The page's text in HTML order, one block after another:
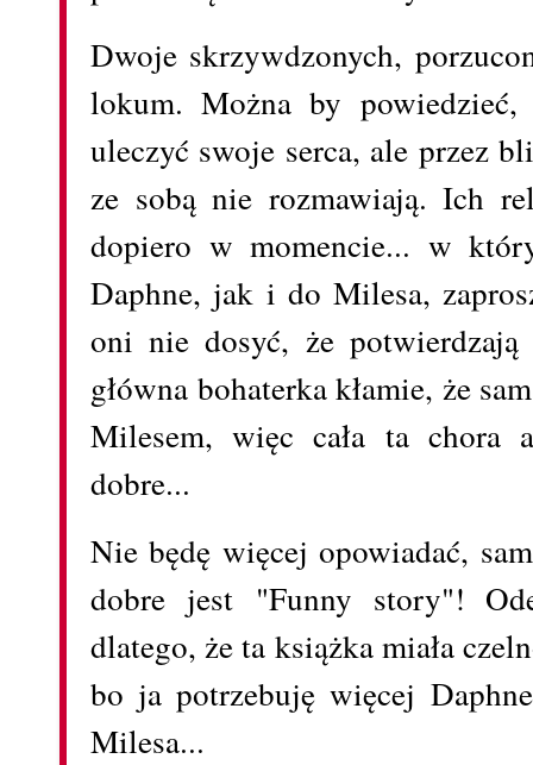
Dwoje skrzywdzonych,
lokum. Można by
uleczyć swoje serca, ale przez
ze sobą nie rozmawiają. Ich
dopiero w momencie... w
Daphne, jak i do Milesa,
oni nie dosyć, że potwierdzają
główna bohaterka kłamie, że
Milesem, więc cała ta chora
dobre...
Nie będę więcej opowiadać,
dobre jest "Funny story"!
dlatego, że ta książka miała
bo ja potrzebuję więcej
Milesa...